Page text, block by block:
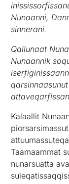
Nunaanni,
sinnerani.
Qallunaat
Nunaannik
Kalaallit
Taamaammat
nunarsuatta